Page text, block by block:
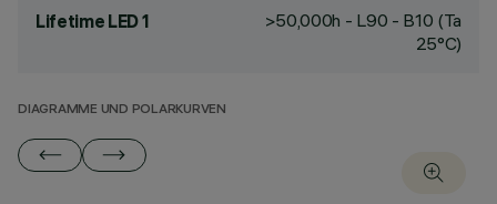
Lifetime LED 1
>50,000h - L90 - B10 (Ta
25°C)
DIAGRAMME UND POLARKURVEN